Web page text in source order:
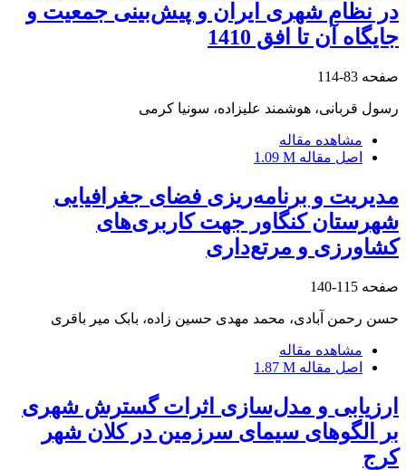
در نظام شهری ایران و پیش‌بینی جمعیت و
جایگاه آن تا افق 1410
صفحه 83-114
رسول قربانی، هوشمند علیزاده، سونیا کرمی
مشاهده مقاله
اصل مقاله 1.09 M
مدیریت و برنامه‌ریزی فضای جغرافیایی
شهرستان کنگاور جهت کاربری‌های
کشاورزی و مرتع‌داری
صفحه 115-140
حسن رحمن آبادی، محمد مهدی حسین زاده، بابک میر باقری
مشاهده مقاله
اصل مقاله 1.87 M
ارزیابی و مدل‌سازی اثرات گسترش شهری
بر الگوهای سیمای سرزمین در کلان شهر
کرج